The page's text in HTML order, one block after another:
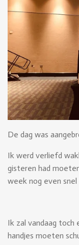
De dag was
Ik werd verliefd
gisteren had
week nog even snel
Ik zal vandaag toch
handjes moeten